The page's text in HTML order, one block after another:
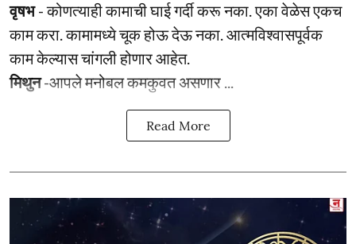
वृषभ- कोणत्याही कामाची घाई गर्दी करू नका. एका वेळेस एकच
काम करा. कामामध्ये चूक होऊ देऊ नका. आत्मविश्‍वासपूर्वक
काम केल्यास चांगली होणार आहेत.
मिथुन-आपले मनोबल कमकुवत असणार ...
Read More